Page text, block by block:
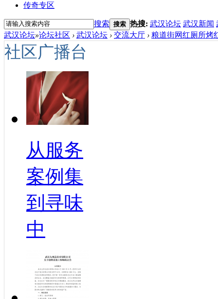
传奇专区
搜索 搜索 热搜: 武汉论坛 武汉新闻
武汉论坛»论坛社区 › 武汉论坛 › 交流大厅 › 粮道街网红厕所烤
社区广播台
从服务
案例集
到寻味
中